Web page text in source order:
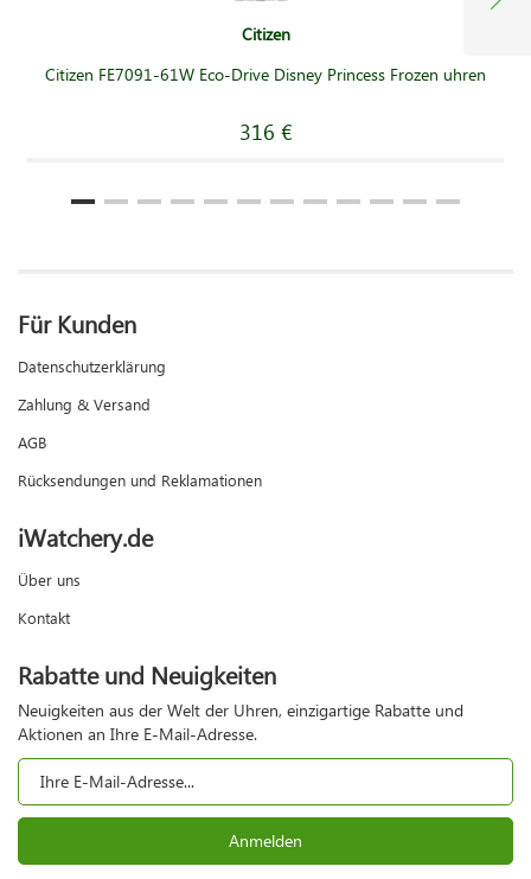
Citizen
Citizen FE7091-61W Eco-Drive Disney Princess Frozen uhren
316 €
Für Kunden
Datenschutzerklärung
Zahlung & Versand
AGB
Rücksendungen und Reklamationen
iWatchery.de
Über uns
Kontakt
Rabatte und Neuigkeiten
Neuigkeiten aus der Welt der Uhren, einzigartige Rabatte und
Aktionen an Ihre E-Mail-Adresse.
Anmelden